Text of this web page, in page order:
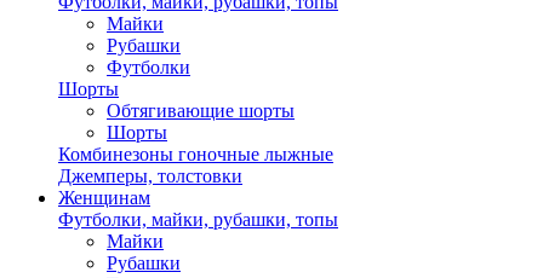
Майки
Рубашки
Футболки
Шорты
Обтягивающие шорты
Шорты
Комбинезоны гоночные лыжные
Джемперы, толстовки
Женщинам
Футболки, майки, рубашки, топы
Майки
Рубашки